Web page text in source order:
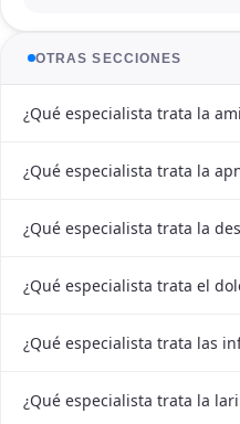
OTRAS SECCIONES
¿Qué especialista trata la
¿Qué especialista trata la
¿Qué especialista trata la
¿Qué especialista trata el
¿Qué especialista trata las
¿Qué especialista trata la